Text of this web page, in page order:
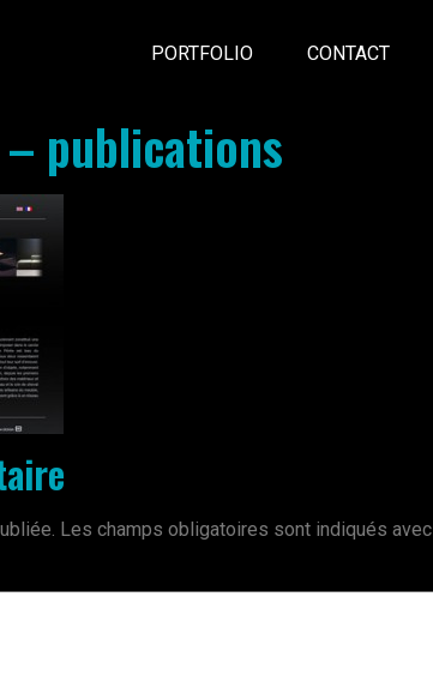
PORTFOLIO CONTACT
– publications
Les champs obligatoires sont indiqués avec